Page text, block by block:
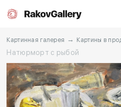
Екатеринбург
Картинная галерея → Картины в
Натюрморт с рыбой